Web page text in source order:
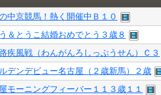
中京競馬！熱く開催中Ｂ１０
＆とうこ結婚おめでとう３歳８
疾風戦（わんがんろしっぷうせん）Ｃ３
デンデビュー名古屋（２歳新馬）２歳
モーニングフィーバー１１３歳１１